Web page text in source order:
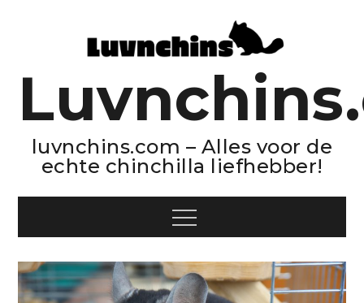
luvnchins.com – Alles voor de
echte chinchilla liefhebber!
Menu